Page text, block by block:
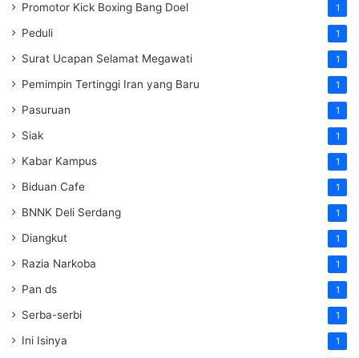
Promotor Kick Boxing Bang Doel 1
Peduli 1
Surat Ucapan Selamat Megawati 1
Pemimpin Tertinggi Iran yang Baru 1
Pasuruan 1
Siak 1
Kabar Kampus 1
Biduan Cafe 1
BNNK Deli Serdang 1
Diangkut 1
Razia Narkoba 1
Pan ds 1
Serba-serbi 1
Ini Isinya 1